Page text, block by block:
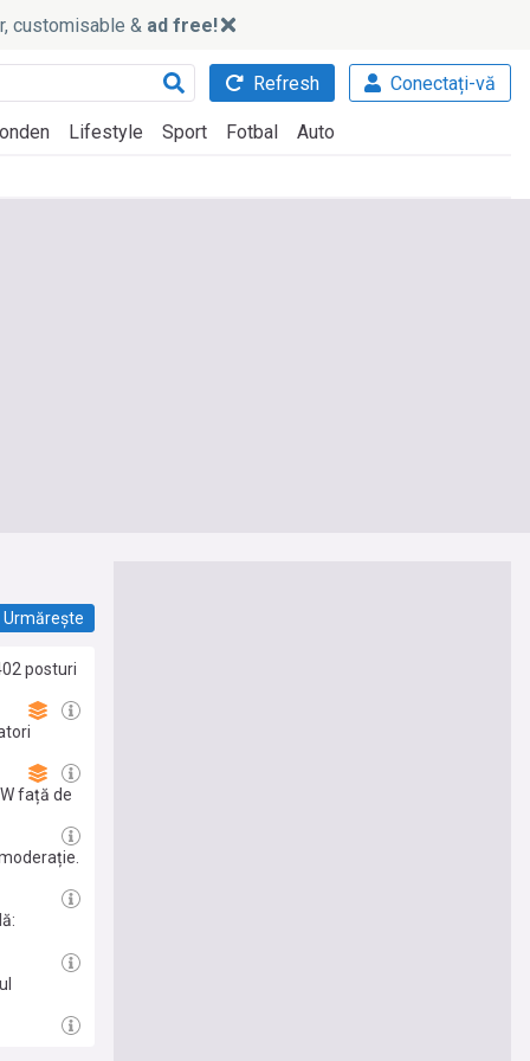
customisable & ad free!
Refresh Conectați-vă
Lifestyle Sport Fotbal Auto
Urmărește
posturi
față de
fost